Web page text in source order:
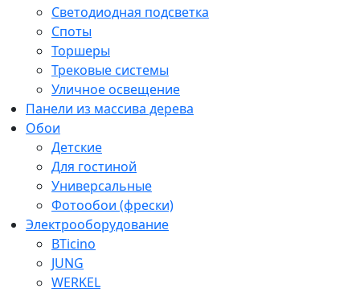
Светодиодная подсветка
Споты
Торшеры
Трековые системы
Уличное освещение
Панели из массива дерева
Обои
Детские
Для гостиной
Универсальные
Фотообои (фрески)
Электрооборудование
BTicino
JUNG
WERKEL